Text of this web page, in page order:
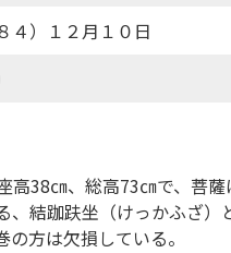
４）１２月１０日
38㎝、総高73㎝で、菩
、結跏趺坐（けっかふざ
方は欠損している。